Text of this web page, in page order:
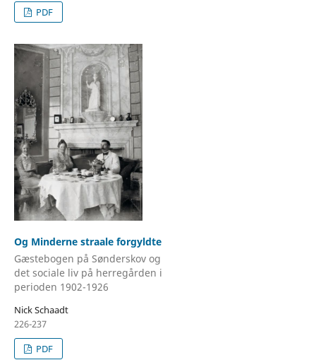
PDF
Og Minderne straale forgyldte
Gæstebogen på Sønderskov og
det sociale liv på herregården i
perioden 1902-1926
Nick Schaadt
226-237
PDF